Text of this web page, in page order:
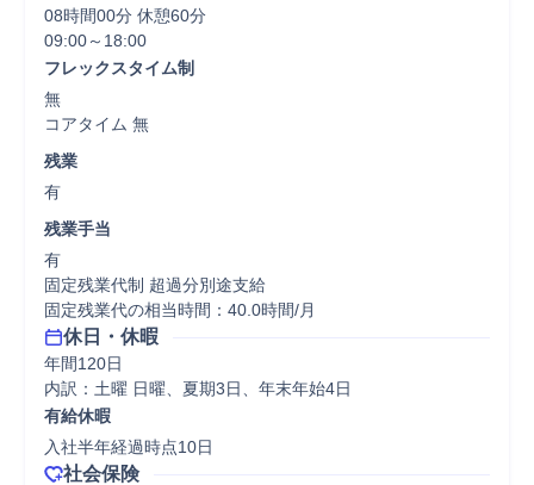
08時間00分 休憩60分
フレックスタイム制
無
コアタイム 無
残業
有
残業手当
有
固定残業代制 超過分別途支給
固定残業代の相当時間：40.0時間/月
休日・休暇
年間120日
内訳：土曜 日曜、夏期3日、年末年始4日
有給休暇
入社半年経過時点10日
社会保険